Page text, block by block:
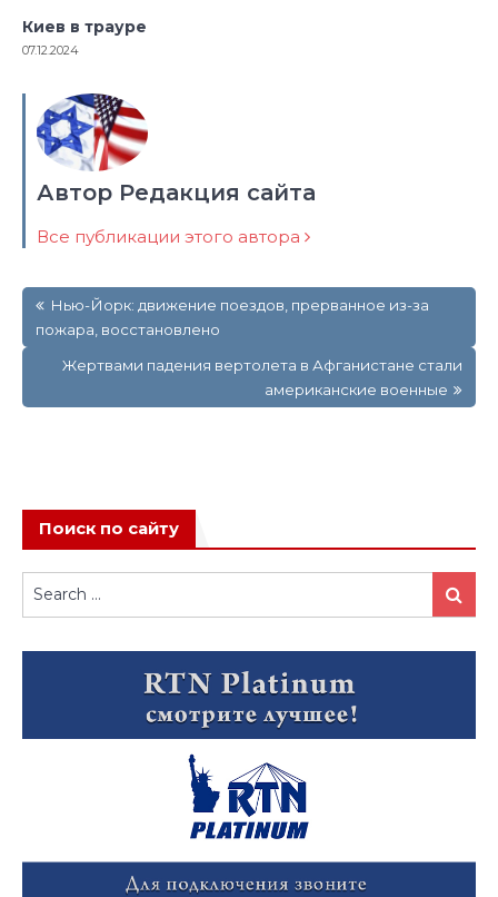
Киев в трауре
07.12.2024
Автор Редакция сайта
Все публикации этого автора
по
записям
Нью-Йорк: движение поездов, прерванное из-за
пожара, восстановлено
Жертвами падения вертолета в Афганистане стали
американские военные
Поиск по сайту
Search
for:
Search